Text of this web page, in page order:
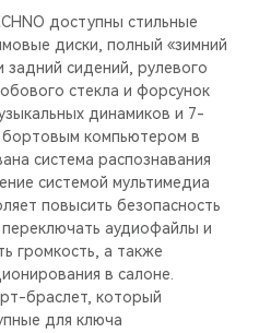
доступны стильные
диски, полный «зимний
задний сидений, рулевого
стекла и форсунок
динамиков и 7-
компьютером в
система распознавания
системой мультимедиа
повысить безопасность
аудиофайлы и
громкость, а также
в салоне.
браслет, который
для ключа